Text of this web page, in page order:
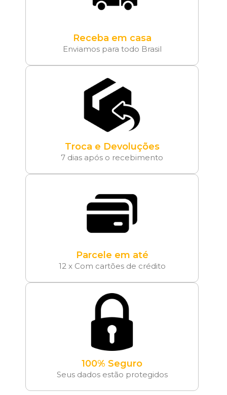
Receba em casa
Enviamos para todo Brasil
Troca e Devoluções
7 dias após o recebimento
Parcele em até
12 x Com cartões de crédito
100% Seguro
Seus dados estão protegidos